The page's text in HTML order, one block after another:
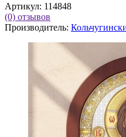
Артикул: 114848
(0) отзывов
Производитель: